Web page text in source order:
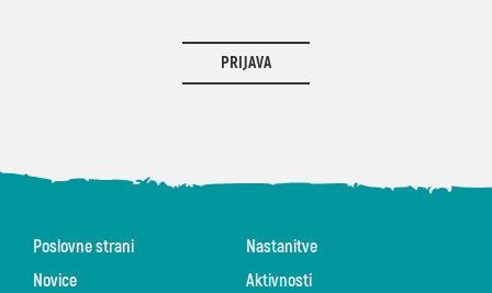
PRIJAVA
Poslovne strani
Novice
Nastanitve
Aktivnosti